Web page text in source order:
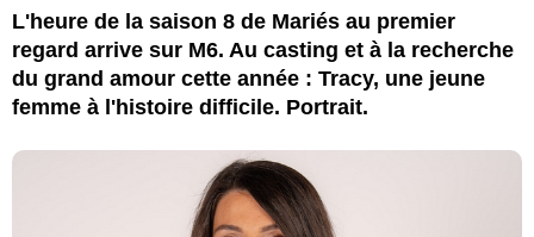
L'heure de la saison 8 de Mariés au premier
regard arrive sur M6. Au casting et à la recherche
du grand amour cette année : Tracy, une jeune
femme à l'histoire difficile. Portrait.